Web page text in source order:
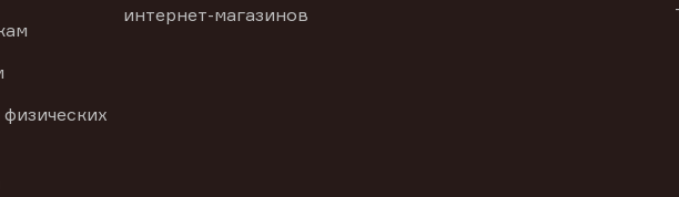
интернет-магазинов